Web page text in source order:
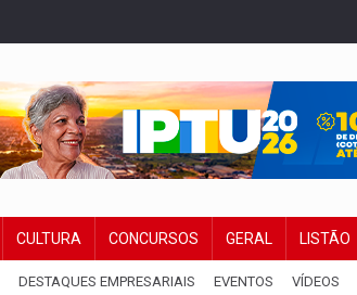
CULTURA CONCURSOS GERAL LISTÃO
DESTAQUES EMPRESARIAIS EVENTOS VÍDEOS